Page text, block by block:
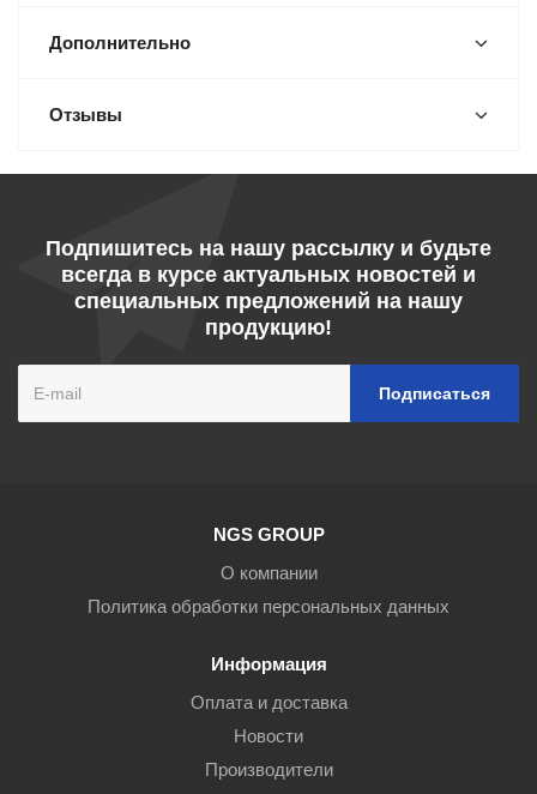
Дополнительно
Отзывы
Подпишитесь на нашу рассылку и будьте
всегда в курсе актуальных новостей и
специальных предложений на нашу
продукцию!
NGS GROUP
О компании
Политика обработки персональных данных
Информация
Оплата и доставка
Новости
Производители